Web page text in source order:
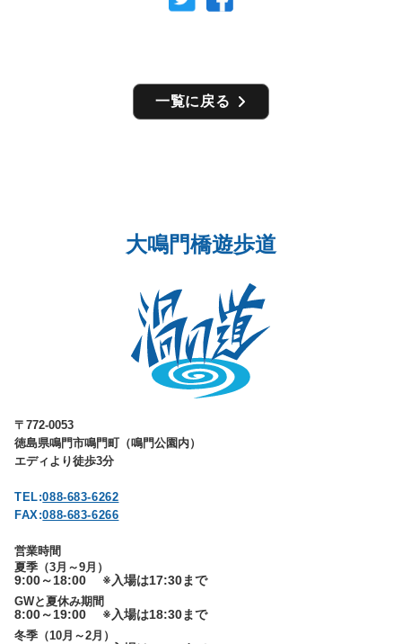
一覧に戻る
大鳴門橋遊歩道
〒772-0053
徳島県鳴門市鳴門町（鳴門公園内）
エディより徒歩3分
TEL:088-683-6262
FAX:088-683-6266
営業時間
夏季（3月～9月）
9:00～18:00 ※入場は17:30まで
GWと夏休み期間
8:00～19:00 ※入場は18:30まで
冬季（10月～2月）